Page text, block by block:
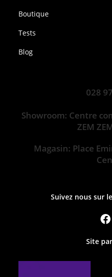
Boutique
Tests
Blog
028
Showroom: Centre
ZEM
Magasin: Place
Suivez nous sur
Site